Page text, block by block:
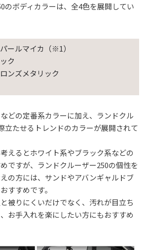
のボディカラーは、全4色を展開してい
ールマイカ（※1）
ク
ンズメタリック
どの定番系カラーに加え、ランドクル
立たせるトレンドのカラーが展開されて
えるとホワイト系やブラック系などの
ですが、ランドクルーザー250の個性を
の方には、サンドやアバンギャルドブ
すすめです。
被りにくいだけでなく、汚れが目立ち
お手入れを楽にしたい方にもおすすめ